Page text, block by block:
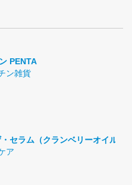
PENTA
ン雑貨
セラム（クランベリーオイル）
ア